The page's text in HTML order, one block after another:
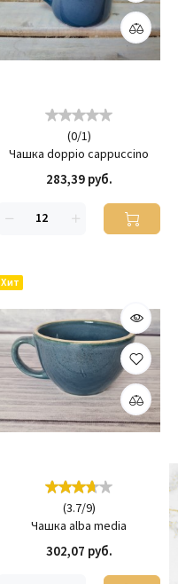
(0/1)
Чашка doppio cappuccino
283,39 руб.
Хит
(3.7/9)
Чашка alba media
302,07 руб.